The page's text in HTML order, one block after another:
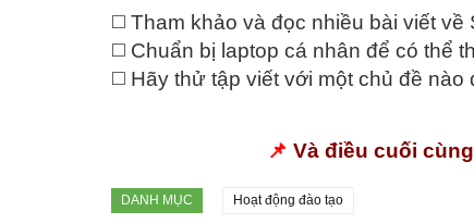
◻️ Tham khảo và đọc nhiều bài viết
◻️ Chuẩn bị laptop cá nhân để có thể
◻️ Hãy thử tập viết với một chủ đề
📌 Và điều cuối
DANH MỤC Hoạt động đào tạo